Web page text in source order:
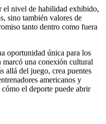
el nivel de habilidad exhibido,
sino también valores de
tanto dentro como fuera
oportunidad única para los
marcó una conexión cultural
allá del juego, crea puentes
americanos y
el deporte puede abrir